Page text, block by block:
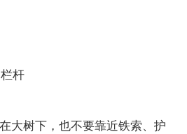
杆
大树下，也不要靠近铁索、护